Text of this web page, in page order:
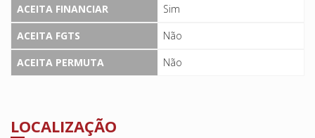
ACEITA FINANCIAR
Sim
ACEITA FGTS
Não
ACEITA PERMUTA
Não
LOCALIZAÇÃO